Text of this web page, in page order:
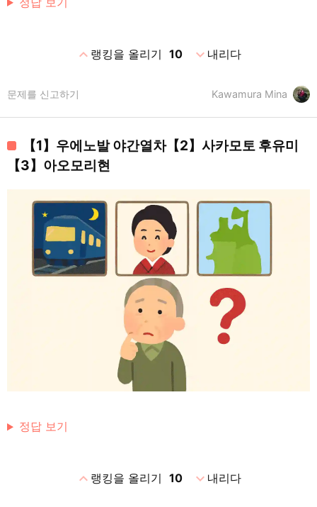
expand_less랭킹을 올리기 10 expand_more내리다
Kawamura Mina
문제를 신고하기
【1】우에노발 야간열차【2】사카모토 후유미
【3】아오모리현
정답 보기
expand_less랭킹을 올리기 10 expand_more내리다